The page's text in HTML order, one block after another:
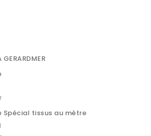
Spécial tissus au mètre